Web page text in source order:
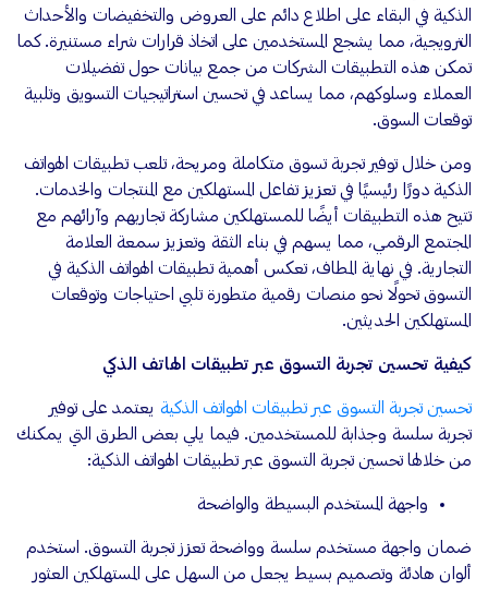
الذكية في البقاء على اطلاع دائم على العروض والتخفيضات والأحداث
الترويجية، مما يشجع المستخدمين على اتخاذ قرارات شراء مستنيرة. كما
تمكن هذه التطبيقات الشركات من جمع بيانات حول تفضيلات
العملاء وسلوكهم، مما يساعد في تحسين استراتيجيات التسويق وتلبية
توقعات السوق.
ومن خلال توفير تجربة تسوق متكاملة ومريحة، تلعب تطبيقات الهواتف
الذكية دورًا رئيسيًا في تعزيز تفاعل المستهلكين مع المنتجات والخدمات.
تتيح هذه التطبيقات أيضًا للمستهلكين مشاركة تجاربهم وآرائهم مع
المجتمع الرقمي، مما يسهم في بناء الثقة وتعزيز سمعة العلامة
التجارية. في نهاية المطاف، تعكس أهمية تطبيقات الهواتف الذكية في
التسوق تحولًا نحو منصات رقمية متطورة تلبي احتياجات وتوقعات
المستهلكين الحديثين.
كيفية تحسين تجربة التسوق عبر تطبيقات الهاتف الذكي
تحسين تجربة التسوق عبر تطبيقات الهواتف الذكية يعتمد على توفير
تجربة سلسة وجذابة للمستخدمين. فيما يلي بعض الطرق التي يمكنك
من خلالها تحسين تجربة التسوق عبر تطبيقات الهواتف الذكية:
واجهة المستخدم البسيطة والواضحة
ضمان واجهة مستخدم سلسة وواضحة تعزز تجربة التسوق. استخدم
ألوان هادئة وتصميم بسيط يجعل من السهل على المستهلكين العثور